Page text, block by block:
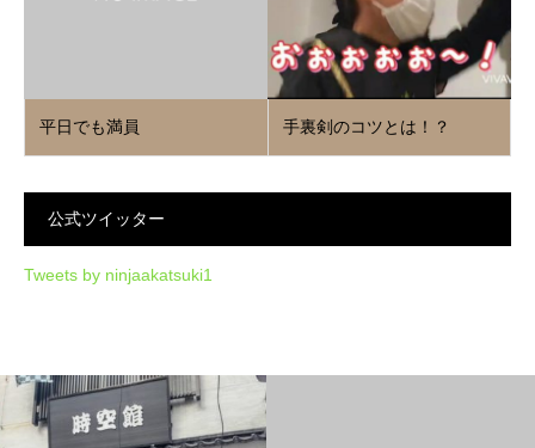
平日でも満員 手裏剣のコツとは！？
公式ツイッター
Tweets by ninjaakatsuki1